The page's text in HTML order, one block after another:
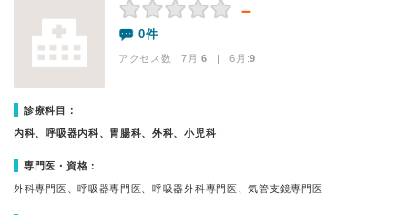
－
0件
アクセス数 7月:6 | 6月:9
診療科目：
内科、呼吸器内科、胃腸科、外科、小児科
専門医・資格：
外科専門医、呼吸器専門医、呼吸器外科専門医、気管支鏡専門医